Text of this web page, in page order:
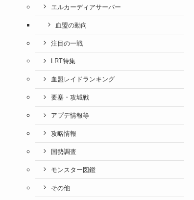
エルカーディアサーバー
血盟の動向
注目の一戦
LRT特集
血盟レイドランキング
要塞・攻城戦
アプデ情報等
攻略情報
国勢調査
モンスター図鑑
その他